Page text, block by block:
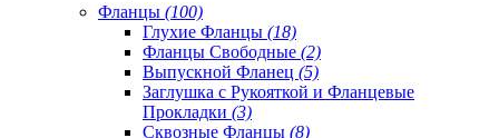
Фланцы (100)
Глухие Фланцы (18)
Фланцы Свободные (2)
Выпускной Фланец (5)
Заглушка с Рукояткой и Фланцевые
Прокладки (3)
Сквозные Фланцы (8)